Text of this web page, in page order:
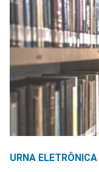
URNA ELETRÔNICA